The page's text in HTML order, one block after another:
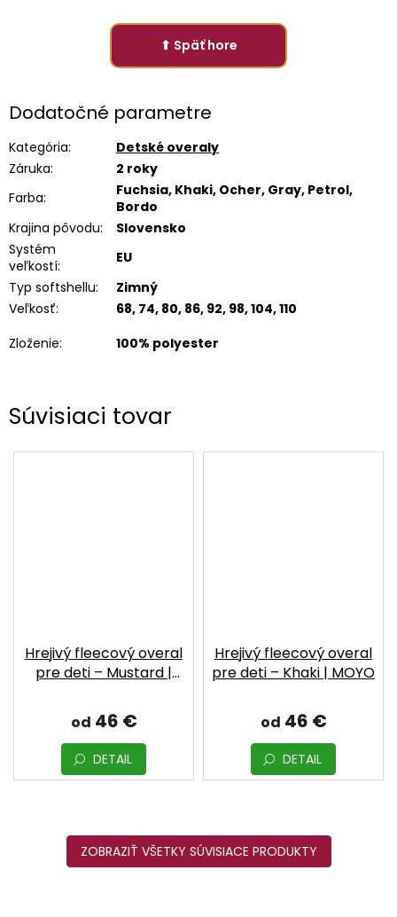
Súvisiaci tovar
Hrejivý fleecový overal
pre deti – Mustard |
od 46 €
DETAIL
Hrejivý fleecový overal
pre deti – Khaki | MOYO
od 46 €
DETAIL
ZOBRAZIŤ VŠETKY SÚVISIACE PRODUKTY
⬆ Späť hore
Dodatočné parametre
Kategória:
Detské overaly
Záruka:
2 roky
Farba:
Fuchsia, Khaki, Ocher, Gray, Petrol,
Bordo
Krajina pôvodu:
Slovensko
Systém
veľkostí:
EU
Typ softshellu:
Zimný
Veľkosť:
68, 74, 80, 86, 92, 98, 104, 110
Zloženie: 100% polyester